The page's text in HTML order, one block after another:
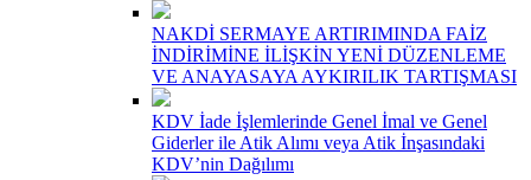
NAKDİ SERMAYE ARTIRIMINDA FAİZ
İNDİRİMİNE İLİŞKİN YENİ DÜZENLEME
VE ANAYASAYA AYKIRILIK TARTIŞMASI
KDV İade İşlemlerinde Genel İmal ve Genel
Giderler ile Atik Alımı veya Atik İnşasındaki
KDV’nin Dağılımı